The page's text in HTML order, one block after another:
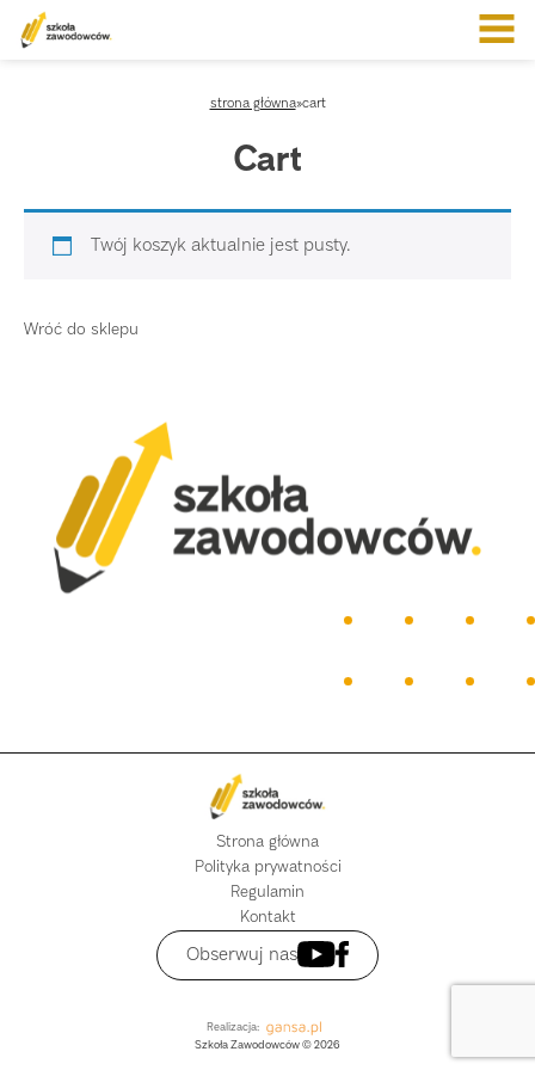
strona główna»cart
Cart
Twój koszyk aktualnie jest pusty.
Wróć do sklepu
Strona główna
Polityka prywatności
Regulamin
Kontakt
Obserwuj nas
Realizacja:
Szkoła Zawodowców © 2026